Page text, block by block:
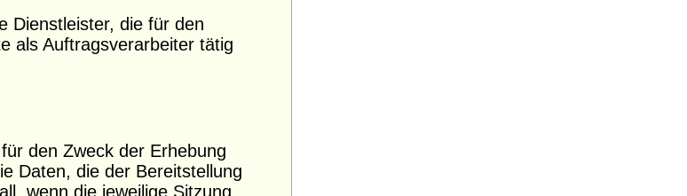
Dienstleister, die für den
als Auftragsverarbeiter tätig
den Zweck der Erhebung
Daten, die der Bereitstellung
wenn die jeweilige Sitzung